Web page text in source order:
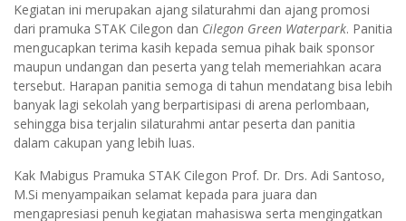
Kegiatan ini merupakan ajang silaturahmi dan ajang promosi
dari pramuka STAK Cilegon dan Cilegon Green Waterpark. Panitia
mengucapkan terima kasih kepada semua pihak baik sponsor
maupun undangan dan peserta yang telah memeriahkan acara
tersebut. Harapan panitia semoga di tahun mendatang bisa lebih
banyak lagi sekolah yang berpartisipasi di arena perlombaan,
sehingga bisa terjalin silaturahmi antar peserta dan panitia
dalam cakupan yang lebih luas.
Kak Mabigus Pramuka STAK Cilegon Prof. Dr. Drs. Adi Santoso,
M.Si menyampaikan selamat kepada para juara dan
mengapresiasi penuh kegiatan mahasiswa serta mengingatkan